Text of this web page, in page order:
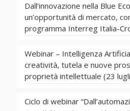
Dall’innovazione nella Blue
un’opportunità di mercato,
programma Interreg Italia-
Webinar – Intelligenza
creatività, tutela e nuove
proprietà intellettuale (23
Ciclo di webinar